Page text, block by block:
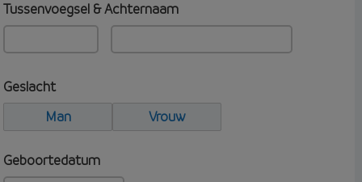
Tussenvoegsel & Achternaam
Geslacht
Man
Vrouw
Geboortedatum